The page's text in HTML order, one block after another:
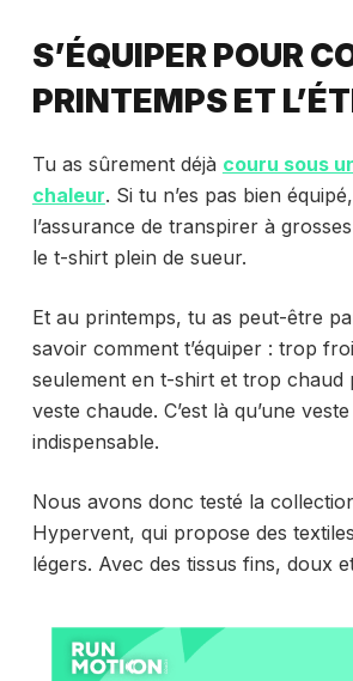
S’ÉQUIPER POUR
PRINTEMPS ET
Tu as sûrement déjà couru sous
chaleur. Si tu n’es pas bien
l’assurance de transpirer à
le t-shirt plein de sueur.
Et au printemps, tu as peut-être
savoir comment t’équiper : trop
seulement en t-shirt et trop chaud
veste chaude. C’est là qu’une
indispensable.
Nous avons donc testé la
Hypervent, qui propose des
légers. Avec des tissus fins, doux